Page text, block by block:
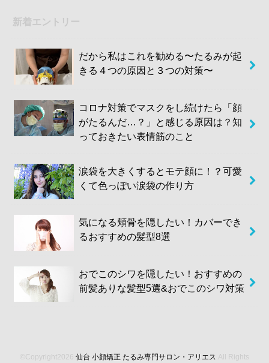
新着エントリー
だから私はこれを勧める〜たるみが起
きる４つの原因と３つの対策〜
コロナ対策でマスクをし続けたら「顔
がたるんだ…？」と感じる原因は？知
っておきたい表情筋のこと
涙袋を大きくするとモテ顔に！？可愛
くて色っぽい涙袋の作り方
気になる頬骨を隠したい！カバーでき
るおすすめの髪型8選
おでこのシワを隠したい！おすすめの
前髪ありな髪型5選&おでこのシワ対策
©Copyright2026 仙台 小顔矯正 たるみ専門サロン・アリエス .All Rights